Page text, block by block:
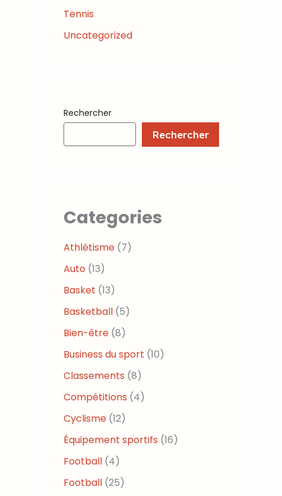
Tennis
Uncategorized
Rechercher
Rechercher
Categories
Athlétisme (7)
Auto (13)
Basket (13)
Basketball (5)
Bien-être (8)
Business du sport (10)
Classements (8)
Compétitions (4)
Cyclisme (12)
Équipement sportifs (16)
Football (4)
Football (25)